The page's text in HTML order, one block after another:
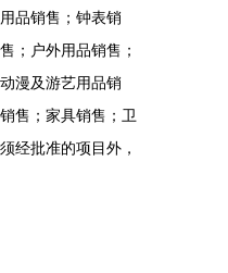
品销售；钟表销
；户外用品销售；
漫及游艺用品销
售；家具销售；卫
经批准的项目外，